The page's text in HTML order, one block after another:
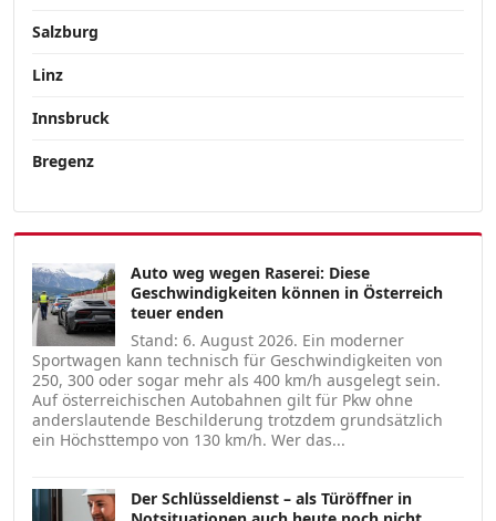
Salzburg
Linz
Innsbruck
Bregenz
Auto weg wegen Raserei: Diese
Geschwindigkeiten können in Österreich
teuer enden
Stand: 6. August 2026. Ein moderner
Sportwagen kann technisch für Geschwindigkeiten von
250, 300 oder sogar mehr als 400 km/h ausgelegt sein.
Auf österreichischen Autobahnen gilt für Pkw ohne
anderslautende Beschilderung trotzdem grundsätzlich
ein Höchsttempo von 130 km/h. Wer das...
Der Schlüsseldienst – als Türöffner in